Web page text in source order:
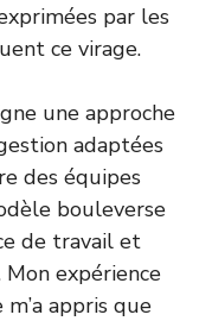
par les
ce virage.
une approche
adaptées
des équipes
bouleverse
de travail et
Mon expérience
appris que